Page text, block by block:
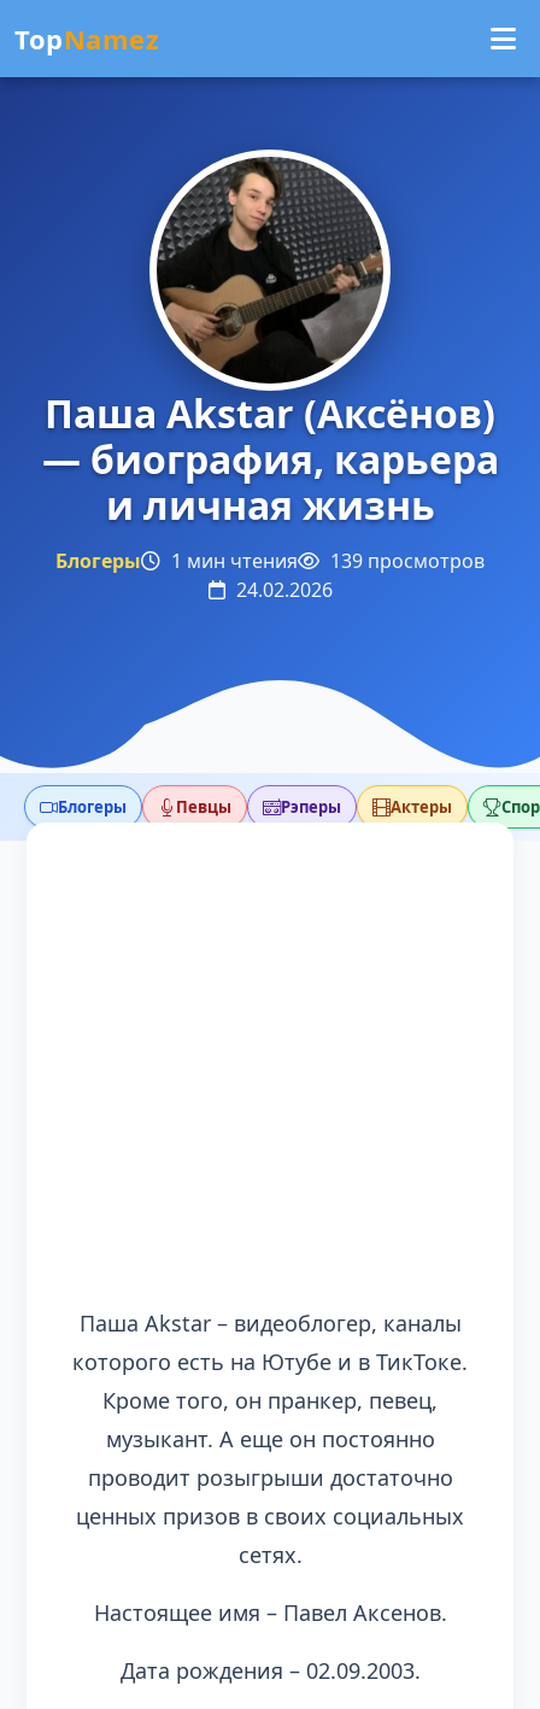
TopNamez
Паша Akstar (Аксёнов)
— биография, карьера
и личная жизнь
Блогеры 1 мин чтения
139 просмотров
24.02.2026
Блогеры Певцы Рэперы Актеры
Паша Akstar – видеоблогер, каналы
которого есть на Ютубе и в ТикТоке.
Кроме того, он пранкер, певец,
музыкант. А еще он постоянно
проводит розыгрыши достаточно
ценных призов в своих социальных
сетях.
Настоящее имя – Павел Аксенов.
Дата рождения – 02.09.2003.